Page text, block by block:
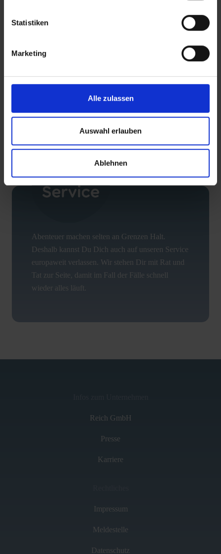
Statistiken
Marketing
Alle zulassen
Auswahl erlauben
Ablehnen
und europaweit führender Hersteller im Bereich
Caravans. Als Qualitätsmarke der REICH GmbH
Trinkwasser und pure Erfrischung on tour.
Abenteuer machen selten an Grenzen Halt.
Deshalb kannst Du Dich auch auf unseren Service
europaweit verlassen. Wir stehen Dir mit Rat und
Tat zur Seite, damit im Fall der Fälle schnell
wieder alles läuft.
Reich GmbH
Presse
Karriere
Impressum
Meldestelle
Datenschutz